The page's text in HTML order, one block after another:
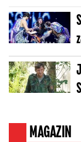
MAGAZIN